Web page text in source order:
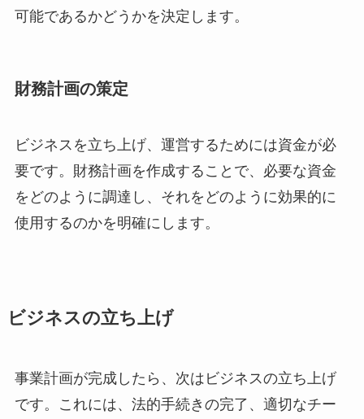
可能であるかどうかを決定します。
財務計画の策定
ビジネスを立ち上げ、運営するためには資金が必
要です。財務計画を作成することで、必要な資金
をどのように調達し、それをどのように効果的に
使用するのかを明確にします。
ビジネスの立ち上げ
事業計画が完成したら、次はビジネスの立ち上げ
です。これには、法的手続きの完了、適切なチー